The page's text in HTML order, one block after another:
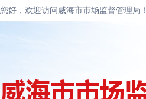
您好，欢迎访问威海市市场监督管理局！